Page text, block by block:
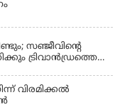
സഞ്ജീവിന്‍റെ
ട്രിവാൻഡ്രത്തെ
വിരമിക്കല്‍